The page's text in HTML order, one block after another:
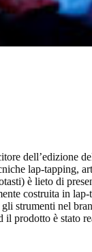
dell’edizione
lap-tapping,
è lieto di
costruita in lap-
strumenti nel
prodotto è stato